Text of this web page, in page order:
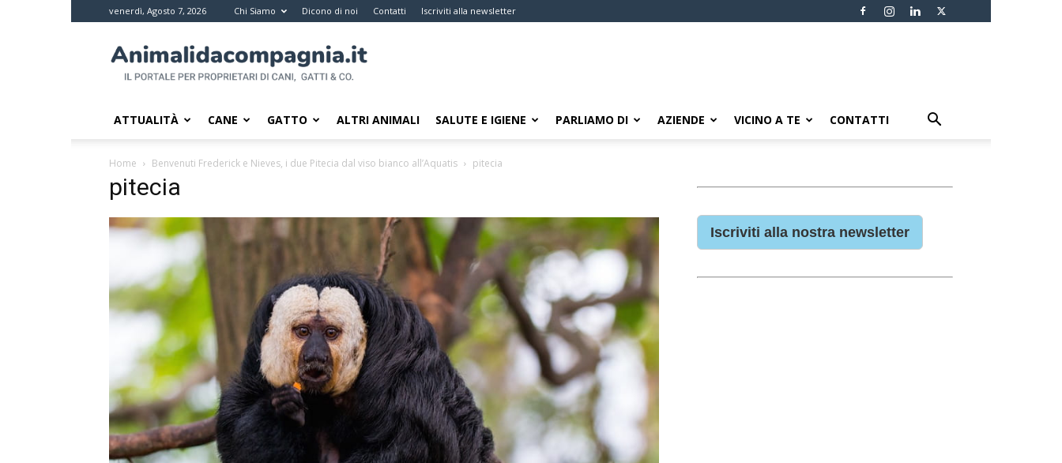
venerdì, Agosto 7, 2026 Chi Siamo Dicono di noi Contatti Iscriviti alla newsletter
da
compagnia
Il
i
di
ATTUALITÀ CANE GATTO ALTRI ANIMALI SALUTE E IGIENE PARLIAMO DI AZIENDE VICINO A TE CONTATTI
Home Benvenuti Frederick e Nieves, i due Pitecia dal viso bianco all’Aquatis pitecia
pitecia
Iscriviti alla nostra newsletter